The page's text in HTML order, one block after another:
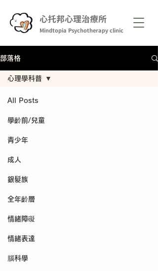
心托邦心理治療所
Mindtopia Psychotherapy clinic
部落格
All Posts
學齡前/兒童
青少年
成人
銀髮族
全年齡層
情緒障礙
情緒表達
腦科學
心理學科普